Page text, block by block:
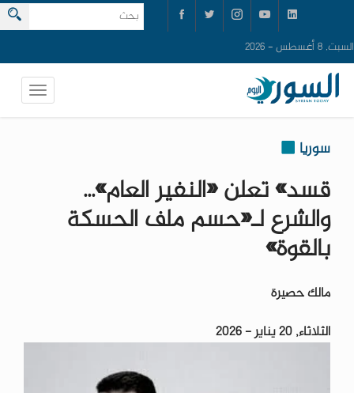
السبت, 8 أغسطس - 2026
سوريا
قسد» تعلن «النفير العام»...
والشرع لـ«حسم ملف الحسكة
بالقوة»
مالك حصيرة
الثلاثاء, 20 يناير - 2026